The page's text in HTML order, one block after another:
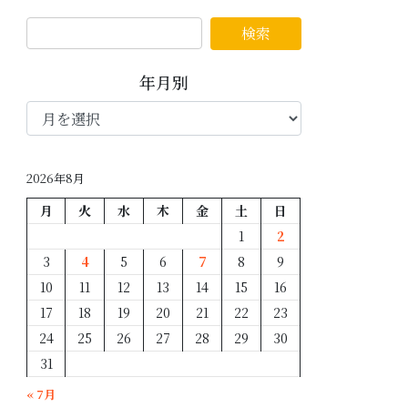
年月別
年
2026年8月
月 火 水 木 金 土
日
1
2
3
4 5 6 7 8
9
10
11 12 13 14 15
16
17
18 19 20 21 22
23
24
25 26 27 28 29
30
31
« 7月